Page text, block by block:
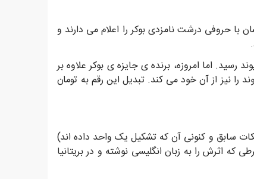
با حروفی درشت نامزدی بوکر را اعلام می دارند و
مبلغ 5.000 پوند به برنده ی خوش شانس جایزه ی بوکر تعلق می گرفت. این مبلغ در سال 1978 دو برابر شد و به 10.000 پوند رسید. اما امروزه، برنده ی جایزه ی بوکر علاوه بر
یکی از مهم ترین افتخارات ادبی را به نام خود رقم می زند و مخاطبانش به طرز چشمگیری افزایش می یابند، مبلغ 50.000 پوند را نیز از آن خود می کند. تبدیل این رقم به تومان
سابق و کنونی آن که تشکیل یک واحد داده اند)
که اثرش را به زبان انگلیسی نوشته و در بریتانیا